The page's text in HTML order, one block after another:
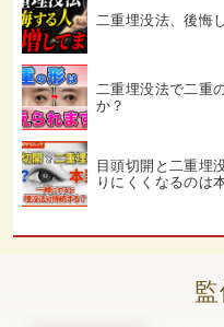
二重埋没法、後悔
二重埋没法で二重
か？
目頭切開と二重埋
りにくくなるのは